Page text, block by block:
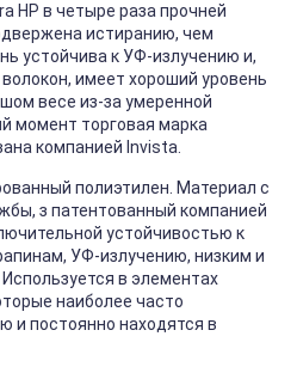
HP в четыре раза прочней
истиранию, чем
устойчива к УФ-излучению и,
имеет хороший уровень
весе из-за умеренной
момент торговая марка
компанией Invista.
полиэтилен. Материал с
з патентованный компанией
устойчивостью к
УФ-излучению, низким и
в элементах
наиболее часто
и постоянно находятся в